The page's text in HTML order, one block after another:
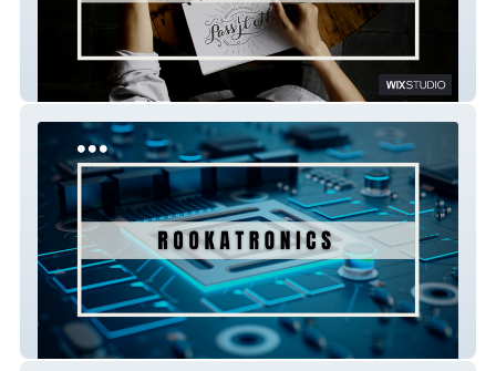
Simple Minds
Rookatronics